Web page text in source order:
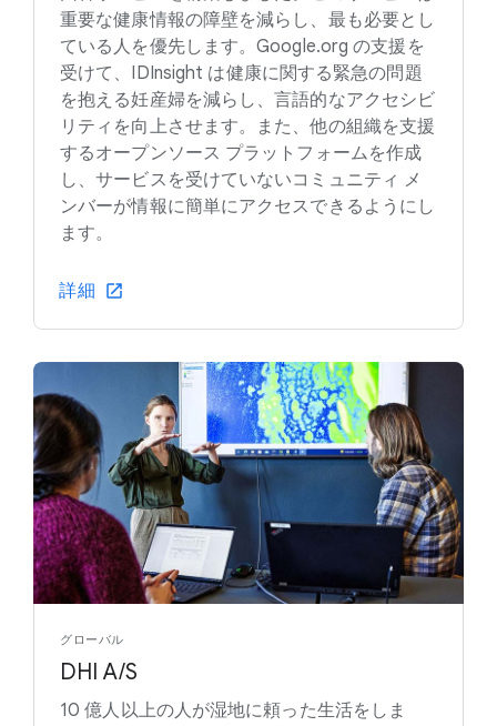
重要な健康情報の障壁を減らし、最も必要とし
ている人を優先します。Google.org の支援を
受けて、IDInsight は健康に関する緊急の問題
を抱える妊産婦を減らし、言語的なアクセシビ
リティを向上させます。また、他の組織を支援
するオープンソース プラットフォームを作成
し、サービスを受けていないコミュニティ メ
ンバーが情報に簡単にアクセスできるようにし
ます。
詳細
グローバル
DHI A/S
10 億人以上の人が湿地に頼った生活をしま